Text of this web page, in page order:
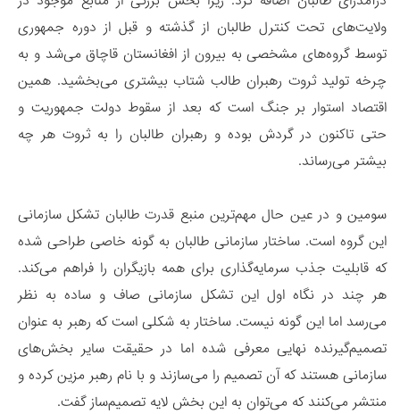
ولایت‌های تحت کنترل طالبان از گذشته و قبل از دوره جمهوری
توسط گروه‌های مشخصی به بیرون از افغانستان قاچاق می‌شد و به
چرخه تولید ثروت رهبران طالب شتاب بیشتری می‌بخشید. همین
اقتصاد استوار بر جنگ است که بعد از سقوط دولت جمهوریت و
حتی تاکنون در گردش بوده و رهبران طالبان را به ثروت هر چه
بیشتر می‌رساند.
سومین و در عین حال مهم‌ترین منبع قدرت طالبان تشکل سازمانی
این گروه است. ساختار سازمانی طالبان به گونه خاصی طراحی شده
که قابلیت جذب سرمایه‌گذاری برای همه بازیگران را فراهم می‌کند.
هر چند در نگاه اول این تشکل سازمانی صاف و ساده به نظر
می‌رسد اما این گونه نیست. ساختار به شکلی است که رهبر به عنوان
تصمیم‌گیرنده نهایی معرفی شده اما در حقیقت سایر بخش‌های
سازمانی هستند که آن تصمیم را می‌سازند و با نام رهبر مزین کرده و
منتشر می‌کنند که می‌توان به این بخش لایه تصمیم‌ساز گفت.